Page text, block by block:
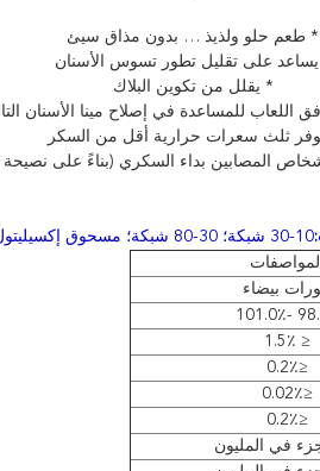
* طعم حلو ولذيذ … بدون مذاق سيئ
على تقليل تطور تسوس الأسنان
* يقلل من تكوين البلاك
اللعاب للمساعدة في إصلاح مينا الأسنان
ثلث سعرات حرارية أقل من السكر
المصابين بداء السكري (بناءً على
10-30 شبكة؛ 30-80 شبكة؛ مسحوق إكسيليتول
المواصفات
بيضاء
≤ 1.5٪
≤0.2٪
≤0.02٪
≤0.2٪